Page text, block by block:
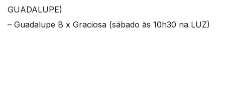
GUADALUPE)
– Guadalupe B x Graciosa (sábado às 10h30 na LUZ)